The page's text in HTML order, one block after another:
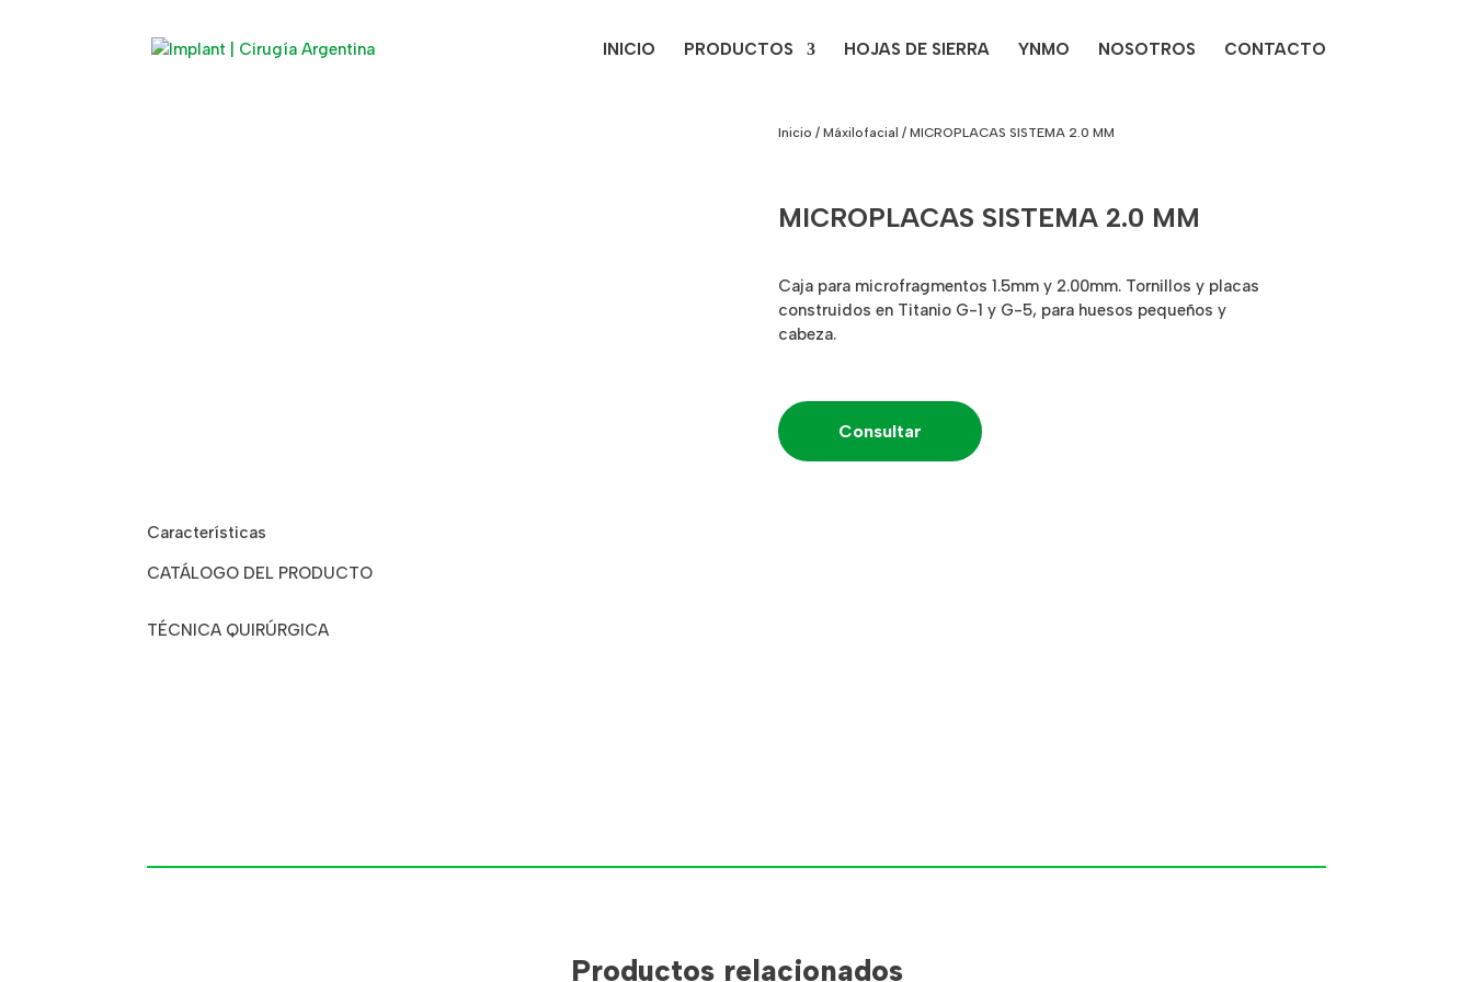
INICIO PRODUCTOS HOJAS DE SIERRA YNMO NOSOTROS CONTACTO
Inicio /Máxilofacial / MICROPLACAS SISTEMA 2.0 MM
MICROPLACAS SISTEMA 2.0 MM
Caja para microfragmentos 1.5mm y 2.00mm. Tornillos y placas
construidos en Titanio G-1 y G-5, para huesos pequeños y
cabeza.
Consultar
Características
CATÁLOGO DEL PRODUCTO
TÉCNICA QUIRÚRGICA
Productos relacionados